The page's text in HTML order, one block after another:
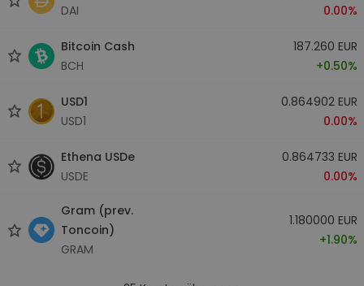
DAI
0.00%
Bitcoin Cash
BCH
187.260 EUR
+0.50%
USD1
USD1
0.864902 EUR
0.00%
Ethena USDe
USDE
0.864733 EUR
0.00%
Gram (prev.
Toncoin)
GRAM
1.180000 EUR
+1.90%